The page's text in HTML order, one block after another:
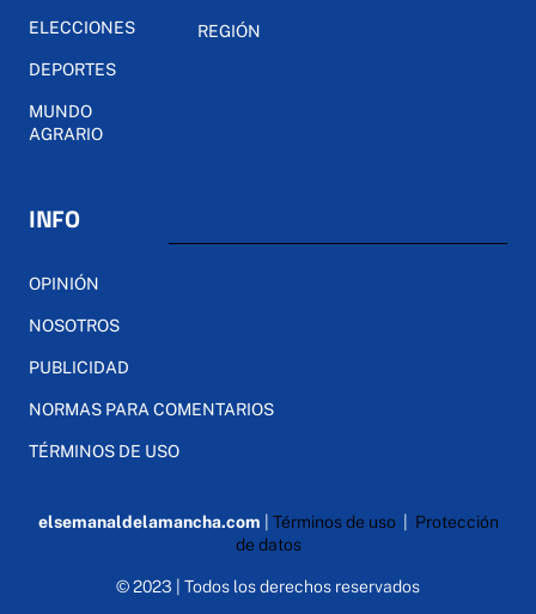
ELECCIONES
DEPORTES
MUNDO
AGRARIO
REGIÓN
INFO
OPINIÓN
NOSOTROS
PUBLICIDAD
NORMAS PARA COMENTARIOS
TÉRMINOS DE USO
elsemanaldelamancha.com Términos de uso| Protección
de datos
© 2023 | Todos los derechos reservados